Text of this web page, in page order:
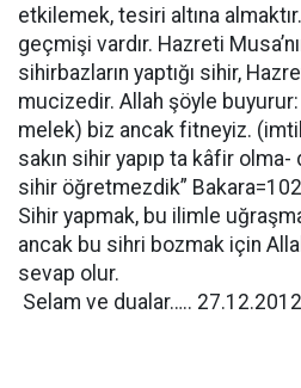
etkilemek, tesiri altına
geçmişi vardır. Hazreti
sihirbazların yaptığı sihir,
mucizedir. Allah şöyle
melek) biz ancak fitneyiz.
sakın sihir yapıp ta kâfir
sihir öğretmezdik” Bakara=102
Sihir yapmak, bu ilimle
ancak bu sihri bozmak için
sevap olur.
Selam ve dualar….. 27.12.2012